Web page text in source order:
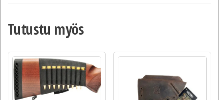
Tutustu myös